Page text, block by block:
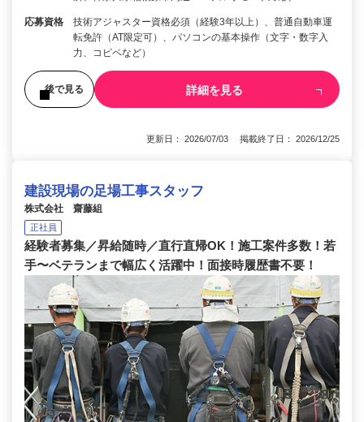
応募資格
技術アジャスター資格必須（経験3年以上）、普通自動車運
転免許（AT限定可）、パソコンの基本操作（文字・数字入
力、コピペなど）
後で見る 詳細を見る
更新日： 2026/07/03 掲載終了日： 2026/12/25
建設現場の足場工事スタッフ
株式会社 齋藤組
正社員
経験者募集／昇給随時／直行直帰OK！施工案件多数！若
手〜ベテランまで幅広く活躍中！面接時履歴書不要！